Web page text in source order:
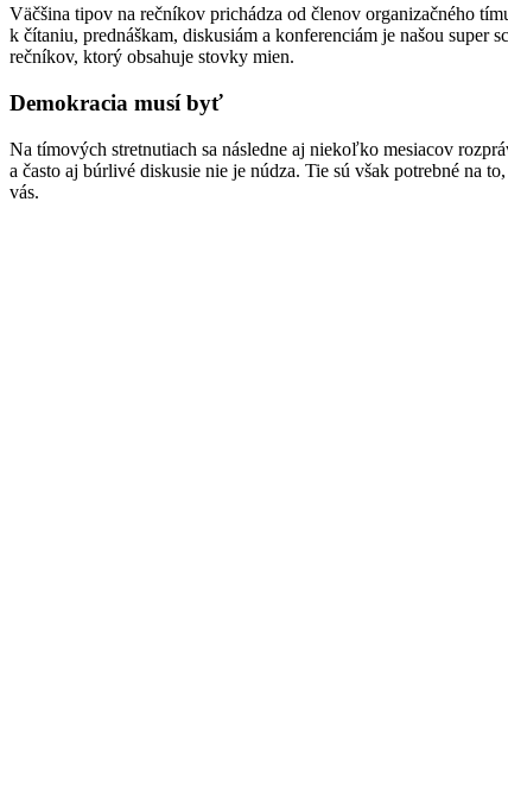
Väčšina tipov na rečníkov prichádza od členov organizačného
k čítaniu, prednáškam, diskusiám a konferenciám je našou
rečníkov, ktorý obsahuje stovky mien.
Demokracia musí byť
Na tímových stretnutiach sa následne aj niekoľko mesiacov
a často aj búrlivé diskusie nie je núdza. Tie sú však potrebné na
vás.